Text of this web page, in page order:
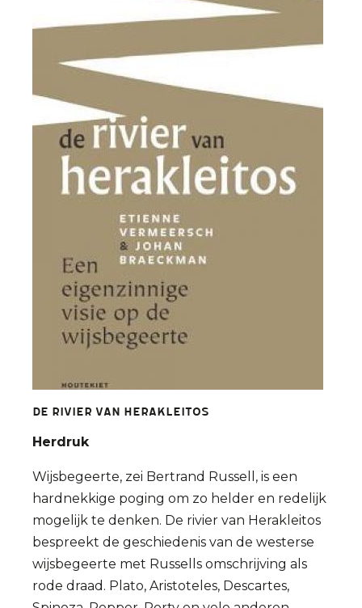
De Rivier van Herakleitos
Herdruk
Wijsbegeerte, zei Bertrand Russell, is een
hardnekkige poging om zo helder en redelijk
mogelijk te denken. De rivier van Herakleitos
bespreekt de geschiedenis van de westerse
wijsbegeerte met Russells omschrijving als
rode draad. Plato, Aristoteles, Descartes,